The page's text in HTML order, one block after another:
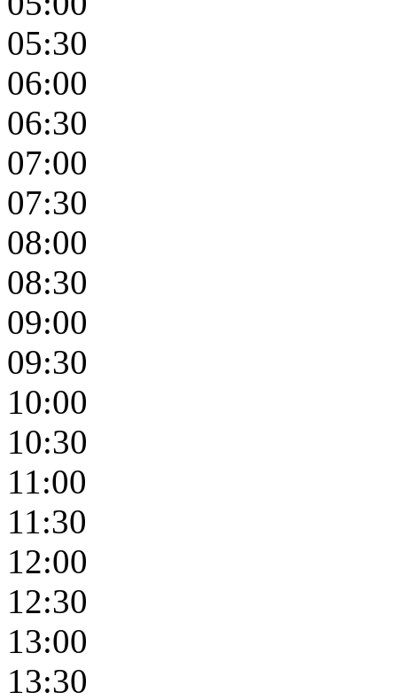
05:30
06:00
06:30
07:00
07:30
08:00
08:30
09:00
09:30
10:00
10:30
11:00
11:30
12:00
12:30
13:00
13:30